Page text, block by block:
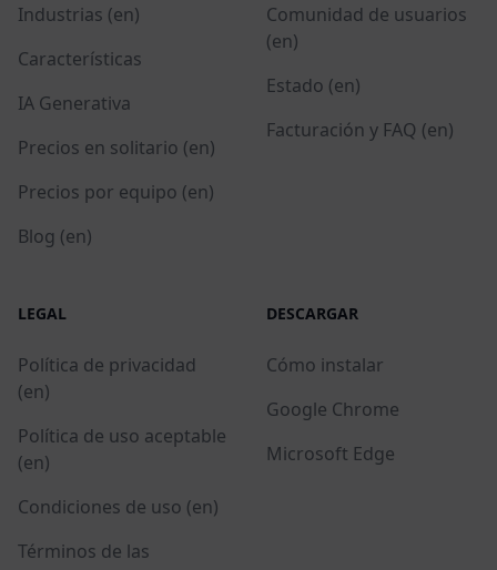
Industrias (en)
Características
IA Generativa
Precios en solitario (en)
Precios por equipo (en)
Blog (en)
Comunidad de usuarios
(en)
Estado (en)
Facturación y FAQ (en)
LEGAL
Política de privacidad
(en)
Política de uso aceptable
(en)
Condiciones de uso (en)
Términos de las
DESCARGAR
Cómo instalar
Google Chrome
Microsoft Edge